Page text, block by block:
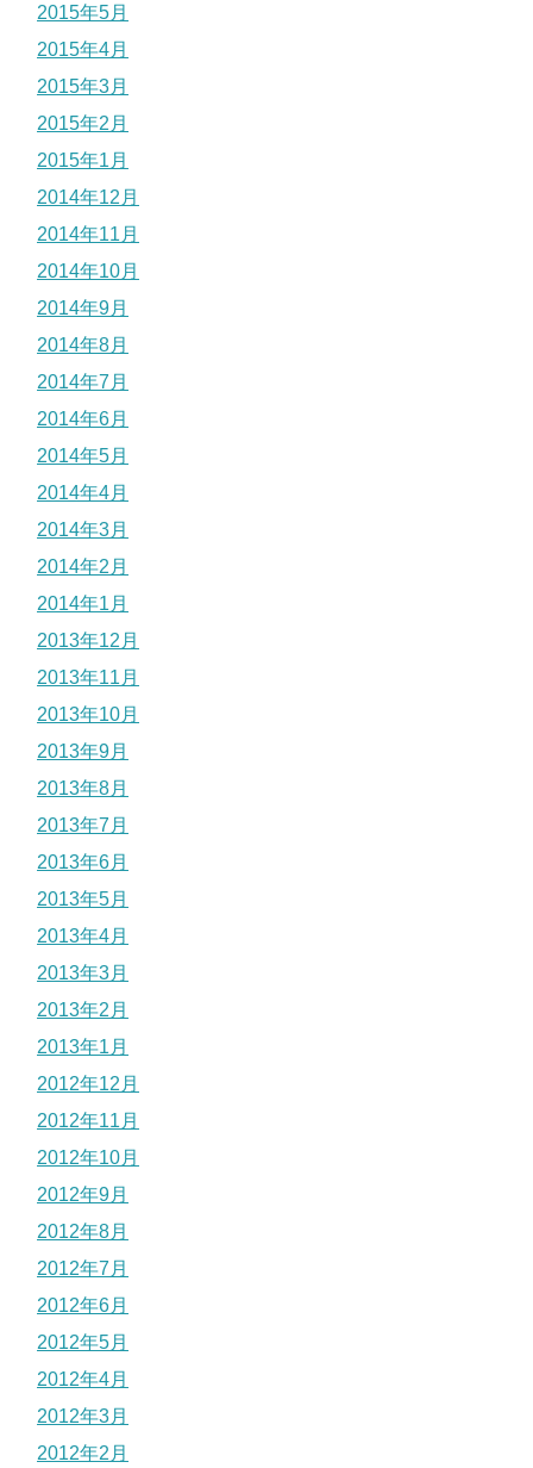
2015年5月
2015年4月
2015年3月
2015年2月
2015年1月
2014年12月
2014年11月
2014年10月
2014年9月
2014年8月
2014年7月
2014年6月
2014年5月
2014年4月
2014年3月
2014年2月
2014年1月
2013年12月
2013年11月
2013年10月
2013年9月
2013年8月
2013年7月
2013年6月
2013年5月
2013年4月
2013年3月
2013年2月
2013年1月
2012年12月
2012年11月
2012年10月
2012年9月
2012年8月
2012年7月
2012年6月
2012年5月
2012年4月
2012年3月
2012年2月